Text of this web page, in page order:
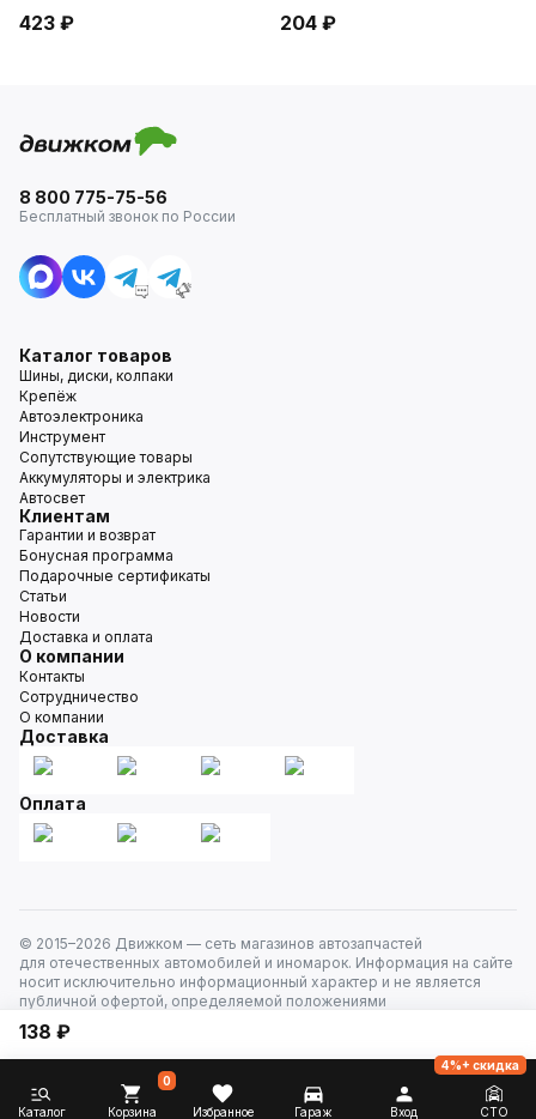
423 ₽ 204 ₽
138 ₽
8 800 775-75-56
Бесплатный звонок по России
Каталог товаров
Шины, диски, колпаки
Крепёж
Автоэлектроника
Инструмент
Сопутствующие товары
Аккумуляторы и электрика
Автосвет
Клиентам
Гарантии и возврат
Бонусная программа
Подарочные сертификаты
Статьи
Новости
Доставка и оплата
О компании
Контакты
Сотрудничество
О компании
Доставка
Оплата
© 2015–2026 Движком — сеть магазинов автозапчастей
для отечественных автомобилей и иномарок. Информация на сайте
носит исключительно информационный характер и не является
публичной офертой, определяемой положениями
Каталог Корзина
0
Избранное Гараж Вход СТО
4%+ скидка